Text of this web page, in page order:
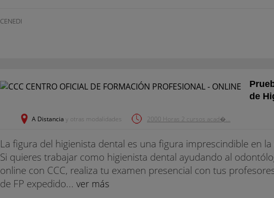
CENEDI
de
A Distancia y otras modalidades 2000 Horas 2 cursos acad�...
La figura del higienista dental es una figura imprescindible en
Si quieres trabajar como higienista dental ayudando al
online con CCC, realiza tu examen presencial con tus
de FP expedido... ver más